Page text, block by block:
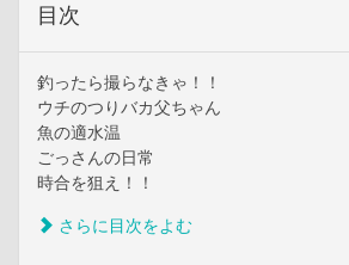
目次
釣ったら撮らなきゃ！！
ウチのつりバカ父ちゃん
魚の適水温
ごっさんの日常
時合を狙え！！
さらに目次をよむ